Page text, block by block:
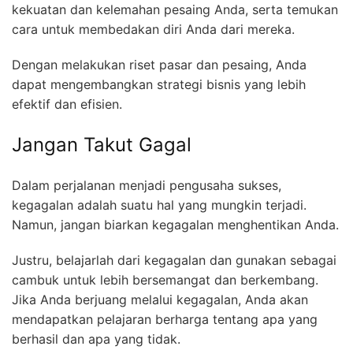
kekuatan dan kelemahan pesaing Anda, serta temukan
cara untuk membedakan diri Anda dari mereka.
Dengan melakukan riset pasar dan pesaing, Anda
dapat mengembangkan strategi bisnis yang lebih
efektif dan efisien.
Jangan Takut Gagal
Dalam perjalanan menjadi pengusaha sukses,
kegagalan adalah suatu hal yang mungkin terjadi.
Namun, jangan biarkan kegagalan menghentikan Anda.
Justru, belajarlah dari kegagalan dan gunakan sebagai
cambuk untuk lebih bersemangat dan berkembang.
Jika Anda berjuang melalui kegagalan, Anda akan
mendapatkan pelajaran berharga tentang apa yang
berhasil dan apa yang tidak.